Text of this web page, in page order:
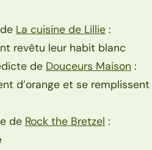
La cuisine de Lillie :
revêtu leur habit blanc
de Douceurs Maison :
d’orange et se remplissent
de Rock the Bretzel :